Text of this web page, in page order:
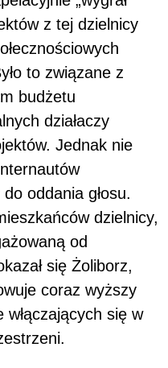
z tej dzielnicy
to związane z
budżetu
działaczy
Jednak nie
oddania głosu.
dzielnicy,
od
się Żoliborz,
coraz wyższy
się w